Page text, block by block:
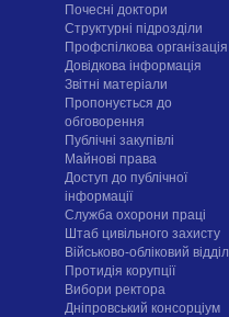
Почесні доктори
Структурні підрозділи
Профспілкова організація
Довідкова інформація
Звітні матеріали
Пропонується до
обговорення
Публічні закупівлі
Майнові права
Доступ до публічної
інформації
Служба охорони праці
Штаб цивільного захисту
Військово-обліковий відділ
Протидія корупції
Вибори ректора
Дніпровський консорціум